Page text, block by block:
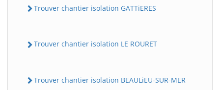
Trouver chantier isolation GATTiERES
Trouver chantier isolation LE ROURET
Trouver chantier isolation BEAULiEU-SUR-MER